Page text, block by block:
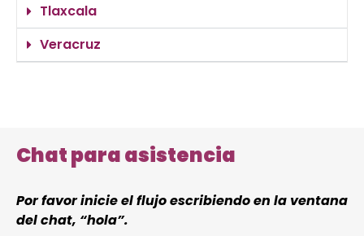
Tlaxcala
Veracruz
Chat para asistencia
Por favor inicie el flujo escribiendo en la ventana
del chat, “hola”.